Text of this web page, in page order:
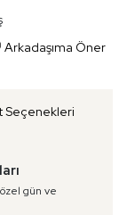
Arkadaşıma Öner
Seçenekleri
gün ve